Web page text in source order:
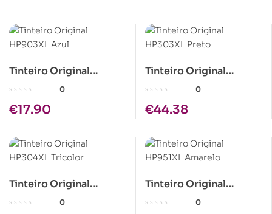
Tinteiro Original
HP903XL Azul
0
€17.90
Tinteiro Original
HP303XL Preto
0
€44.38
Tinteiro Original
HP304XL Tricolor
0
Tinteiro Original
HP951XL Amarelo
0